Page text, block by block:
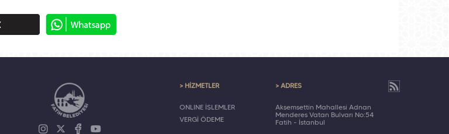
> HİZMETLER
ONLINE İŞLEMLER
VERGİ ÖDEME
> ADRES
Akşemsettin Mahallesi Adnan
Menderes Vatan Bulvarı No:54
Fatih - İstanbul